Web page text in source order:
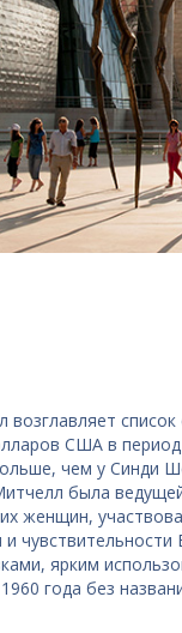
США в
чем у
была
женщин,
ярким
1960 года без